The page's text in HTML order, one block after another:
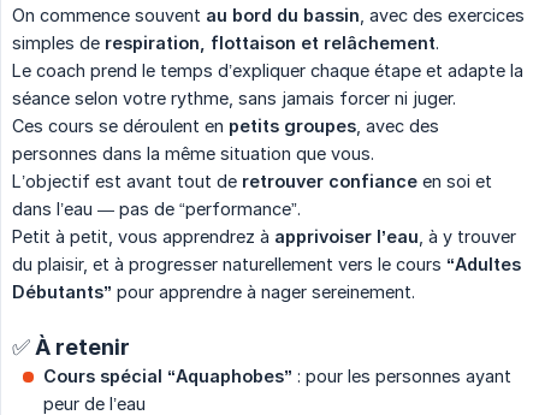
On commence souvent au bord du bassin , avec des exercices
simples de respiration, flottaison et relâchement.
Le coach prend le temps d’expliquer chaque étape et adapte la
séance selon votre rythme, sans jamais forcer ni juger.
Ces cours se déroulent en petits groupes , avec des
personnes dans la même situation que vous.
L’objectif est avant tout de retrouver confiance en soi et
dans l’eau — pas de “performance”.
Petit à petit, vous apprendrez à apprivoiser l’eau , à y trouver
du plaisir, et à progresser naturellement vers le cours “Adultes
Débutants” pour apprendre à nager sereinement.
✅ À retenir
Cours spécial “Aquaphobes” : pour les personnes ayant
peur de l’eau